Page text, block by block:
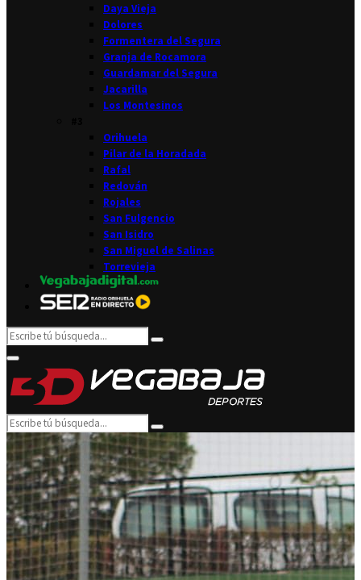
Daya Vieja
Dolores
Formentera del Segura
Granja de Rocamora
Guardamar del Segura
Jacarilla
Los Montesinos
Orihuela
Pilar de la Horadada
Rafal
Redován
Rojales
San Fulgencio
San Isidro
San Miguel de Salinas
Torrevieja
Search
for:
Search
Primary
Menu
Search
for:
Search